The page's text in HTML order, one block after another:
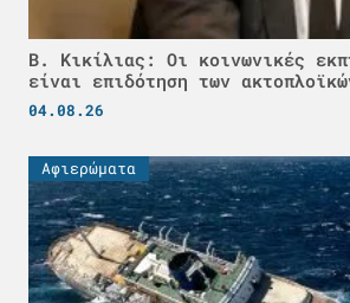
Β. Κικίλιας: Οι κοινωνικές
είναι επιδότηση των
04.08.26
Αφιερώματα